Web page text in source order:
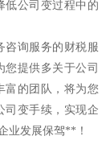
低公司变过程中的
咨询服务的财税服
提供多关于公司
富的团队，将为您
司变手续，实现企
业发展保驾**！